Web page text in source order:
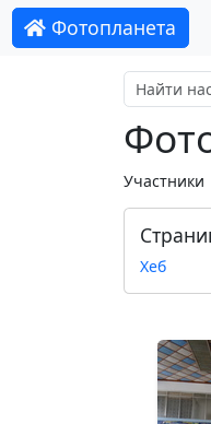
Фотопланета
Участники
Хеб